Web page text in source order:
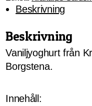
Beskrivning
Beskrivning
Vaniljyoghurt från
Borgstena.
Innehåll: